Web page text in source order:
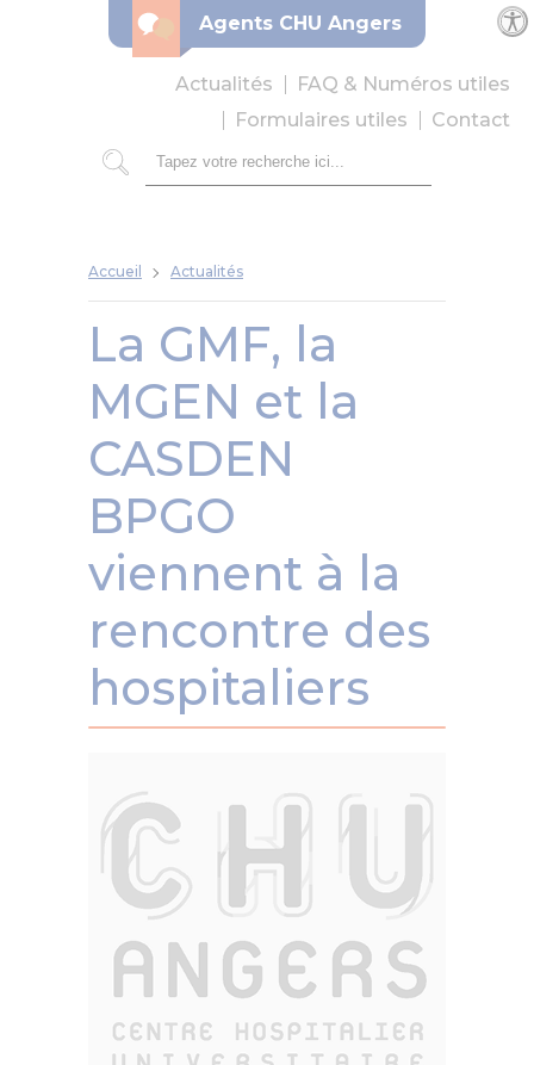
Agents CHU Angers
Rechercher
Actualités
FAQ & Numéros utiles
Formulaires utiles
Contact
Accueil Actualités
La GMF, la
MGEN et la
CASDEN
BPGO
viennent à la
rencontre des
hospitaliers
Panneau de gestion des cookies